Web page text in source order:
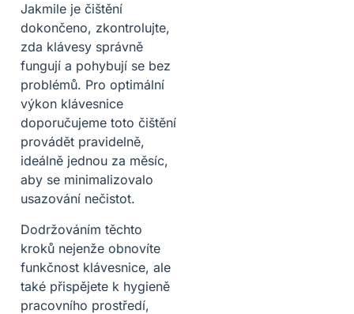
Jakmile je čištění
dokončeno, zkontrolujte,
zda klávesy správně
fungují a pohybují se bez
problémů. Pro optimální
výkon klávesnice
doporučujeme toto čištění
provádět pravidelně,
ideálně jednou za měsíc,
aby se minimalizovalo
usazování nečistot.
Dodržováním těchto
kroků nejenže obnovíte
funkčnost klávesnice, ale
také přispějete k hygieně
pracovního prostředí,